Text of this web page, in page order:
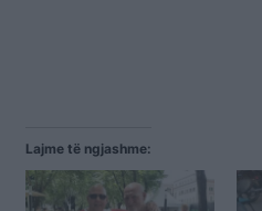
Lajme të ngjashme: